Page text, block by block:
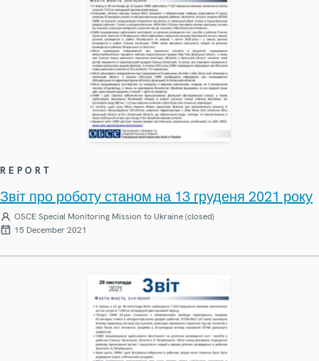
REPORT
Звіт про роботу станом на 13 груденя 2021 року
OSCE Special Monitoring Mission to Ukraine (closed)
15 December 2021